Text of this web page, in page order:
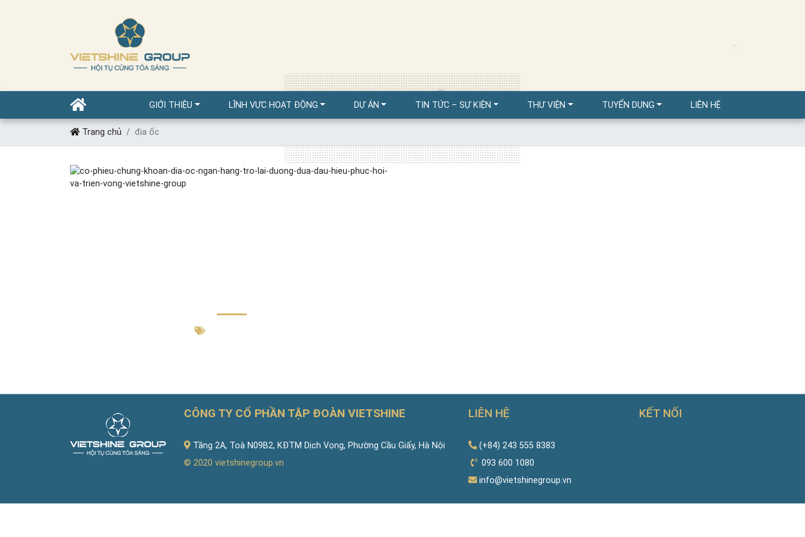
GIỚI THIỆU LĨNH VỰC HOẠT ĐỘNG DỰ ÁN TIN TỨC – SỰ KIỆN THƯ VIỆN TUYỂN DỤNG LIÊN HỆ
ĐỊA ỐC
Trang chủ địa ốc
Tin tức, sự kiện
CÔNG TY CỔ PHẦN TẬP ĐOÀN VIETSHINE
Tầng 2A, Toà N09B2, KĐTM Dịch Vọng, Phường Cầu Giấy, Hà Nội
© 2020 vietshinegroup.vn
LIÊN HỆ
(+84) 243 555 8383
093 600 1080
info@vietshinegroup.vn
KẾT NỐI